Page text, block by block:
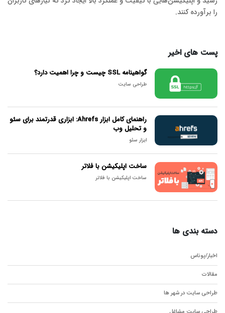
را برآورده کنند.
پست های اخیر
گواهینامه SSL چیست و چرا اهمیت دارد؟
طراحی سایت
راهنمای کامل ابزار Ahrefs: ابزاری قدرتمند برای سئو
و تحلیل وب
ایزار سئو
ساخت اپلیکیشن با فلاتر
ساخت اپلیکیشن با فلاتر
دسته بندی ها
اخبار/پوناس
مقالات
طراحی سایت در شهر ها